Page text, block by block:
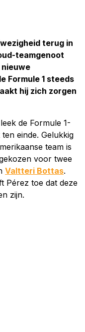
terug in
teamgenoot
Formule 1 steeds
hij zich zorgen
leek de Formule 1-
einde. Gelukkig
team is
voor twee
Valtteri Bottas.
Pérez toe dat deze
zijn.